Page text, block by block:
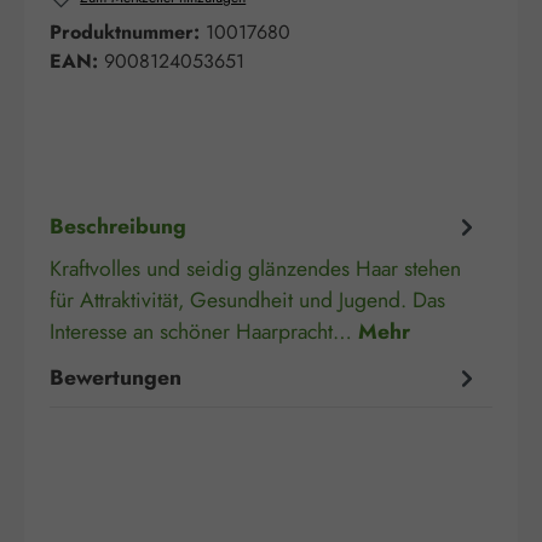
Produktnummer: 10017680
EAN: 9008124053651
Beschreibung
Kraftvolles und seidig glänzendes Haar stehen
für Attraktivität, Gesundheit und Jugend. Das
Interesse an schöner Haarpracht… Mehr
Bewertungen